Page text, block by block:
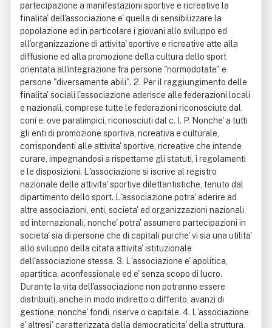
partecipazione a manifestazioni sportive e ricreative la
finalita' dell'associazione e' quella di sensibilizzare la
popolazione ed in particolare i giovani allo sviluppo ed
all'organizzazione di attivita' sportive e ricreative atte alla
diffusione ed alla promozione della cultura dello sport
orientata all'integrazione fra persone "normodotate" e
persone "diversamente abili". 2. Per il raggiungimento delle
finalita' sociali l'associazione aderisce alle federazioni locali
e nazionali, comprese tutte le federazioni riconosciute dal
coni e, ove paralimpici, riconosciuti dal c. I. P. Nonche' a tutti
gli enti di promozione sportiva, ricreativa e culturale,
corrispondenti alle attivita' sportive, ricreative che intende
curare, impegnandosi a rispettarne gli statuti, i regolamenti
e le disposizioni. L'associazione si iscrive al registro
nazionale delle attivita' sportive dilettantistiche, tenuto dal
dipartimento dello sport. L'associazione potra' aderire ad
altre associazioni, enti, societa' ed organizzazioni nazionali
ed internazionali, nonche' potra' assumere partecipazioni in
societa' sia di persone che di capitali purche' vi sia una utilita'
allo sviluppo della citata attivita' istituzionale
dell'associazione stessa. 3. L'associazione e' apolitica,
apartitica, aconfessionale ed e' senza scopo di lucro.
Durante la vita dell'associazione non potranno essere
distribuiti, anche in modo indiretto o differito, avanzi di
gestione, nonche' fondi, riserve o capitale. 4. L'associazione
e' altresi' caratterizzata dalla democraticita' della struttura,